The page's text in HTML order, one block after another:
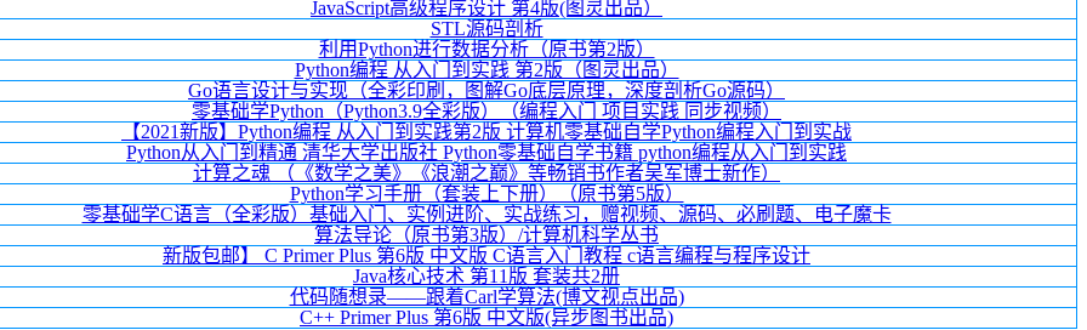
JavaScript高级程序设计 第4版(图灵出品）
STL源码剖析
利用Python进行数据分析（原书第2版）
Python编程 从入门到实践 第2版（图灵出品）
Go语言设计与实现（全彩印刷，图解Go底层原理，深度剖析Go源码）
零基础学Python（Python3.9全彩版）（编程入门 项目实践 同步视频）
【2021新版】Python编程 从入门到实践第2版 计算机零基础自学Python编程入门到实战
Python从入门到精通 清华大学出版社 Python零基础自学书籍 python编程从入门到实践
计算之魂 （《数学之美》《浪潮之巅》等畅销书作者吴军博士新作）
Python学习手册（套装上下册）（原书第5版）
零基础学C语言（全彩版）基础入门、实例进阶、实战练习，赠视频、源码、必刷题、电子魔卡
算法导论（原书第3版）/计算机科学丛书
新版包邮】 C Primer Plus 第6版 中文版 C语言入门教程 c语言编程与程序设计
Java核心技术 第11版 套装共2册
代码随想录——跟着Carl学算法(博文视点出品)
C++ Primer Plus 第6版 中文版(异步图书出品)